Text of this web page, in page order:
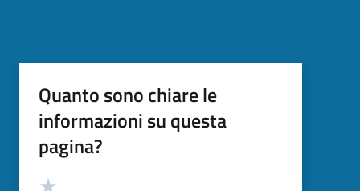
Quanto sono chiare le
informazioni su questa
pagina?
Valutazione